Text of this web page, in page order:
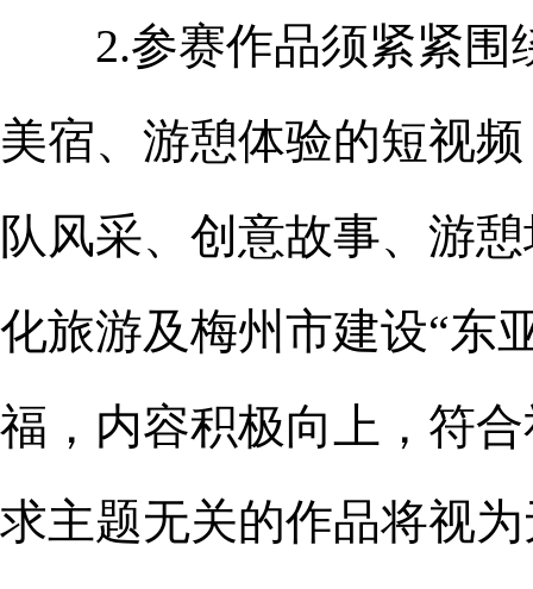
2.参赛作品须紧紧围
美宿、游憩体验的短视
队风采、创意故事、游
化旅游及梅州市建设“东
福，内容积极向上，符
求主题无关的作品将视